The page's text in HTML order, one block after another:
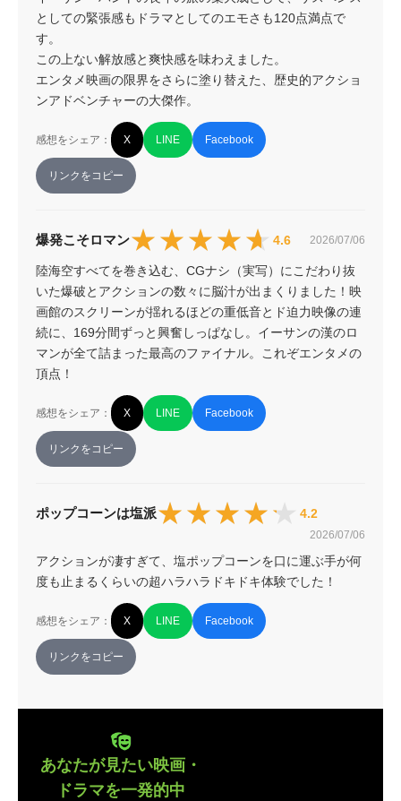
としての緊張感もドラマとしてのエモさも120点満点で
す。
この上ない解放感と爽快感を味わえました。
エンタメ映画の限界をさらに塗り替えた、歴史的アクショ
ンアドベンチャーの大傑作。
感想をシェア： X LINE Facebook
リンクをコピー
爆発こそロマン★★★★★
★★★★★ 4.6 2026/07/06
陸海空すべてを巻き込む、CGナシ（実写）にこだわり抜
いた爆破とアクションの数々に脳汁が出まくりました！映
画館のスクリーンが揺れるほどの重低音とド迫力映像の連
続に、169分間ずっと興奮しっぱなし。イーサンの漢のロ
マンが全て詰まった最高のファイナル。これぞエンタメの
頂点！
感想をシェア： X LINE Facebook
リンクをコピー
ポップコーンは塩派★★★★★
★★★★★ 4.2
2026/07/06
アクションが凄すぎて、塩ポップコーンを口に運ぶ手が何
度も止まるくらいの超ハラハラドキドキ体験でした！
感想をシェア： X LINE Facebook
リンクをコピー
あなたが見たい映画・
ドラマを一発的中